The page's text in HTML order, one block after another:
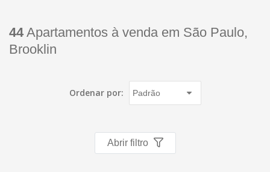
44 Apartamentos à venda em São Paulo,
Brooklin
Ordenar por:
Abrir filtro